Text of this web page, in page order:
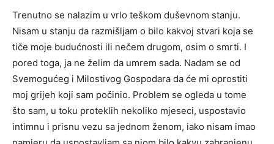
Trenutno se nalazim u vrlo teškom duševnom stanju.
Nisam u stanju da razmišljam o bilo kakvoj stvari koja se
tiče moje budućnosti ili nečem drugom, osim o smrti. I
pored toga, ja ne želim da umrem sada. Nadam se od
Svemogućeg i Milostivog Gospodara da će mi oprostiti
moj grijeh koji sam počinio. Problem se ogleda u tome
što sam, u toku proteklih nekoliko mjeseci, uspostavio
intimnu i prisnu vezu sa jednom ženom, iako nisam imao